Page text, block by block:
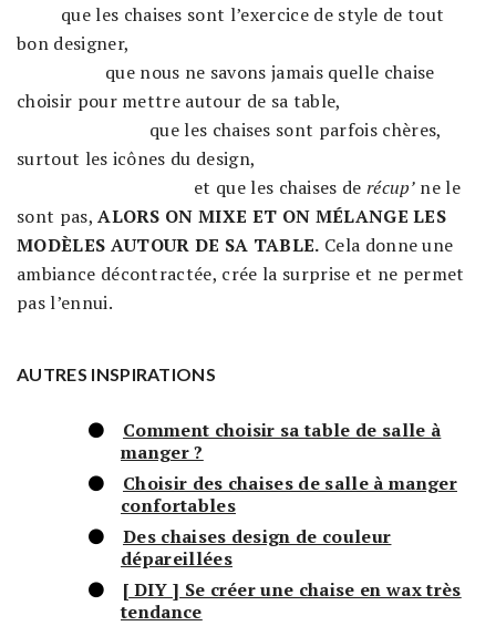
que les chaises sont l’exercice de style de tout
bon designer,
que nous ne savons jamais quelle chaise
choisir pour mettre autour de sa table,
que les chaises sont parfois chères,
surtout les icônes du design,
et que les chaises derécup’ne le
sont pas,ALORS ON MIXE ET ON MÉLANGE LES
MODÈLES AUTOUR DE SA TABLE. Cela donne une
ambiance décontractée, crée la surprise et ne permet
pas l’ennui.
AUTRES INSPIRATIONS
Comment choisir sa table de salle à
manger ?
Choisir des chaises de salle à manger
confortables
Des chaises design de couleur
dépareillées
[ DIY ] Se créer une chaise en wax très
tendance